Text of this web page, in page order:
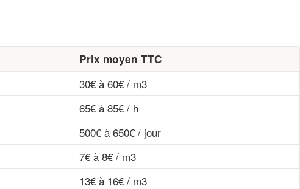
Prix moyen TTC
30€ à 60€ / m3
65€ à 85€ / h
500€ à 650€ / jour
7€ à 8€ / m3
13€ à 16€ / m3